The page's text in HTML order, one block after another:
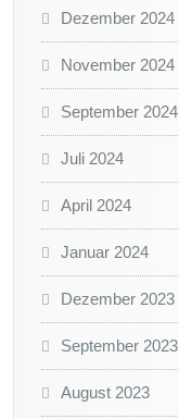
Dezember 2024
November 2024
September 2024
Juli 2024
April 2024
Januar 2024
Dezember 2023
September 2023
August 2023